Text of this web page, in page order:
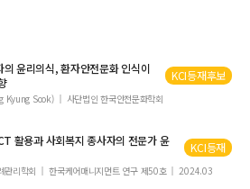
의윤리의식, 환자안전문화 인식이
KCI등재후보
Kyung Sook)
사단법인 한국안전문화학회
활용과 사회복지 종사자의 전문가윤
KCI등재
관리학회 한국케어매니지먼트 연구 제50호 2024.03